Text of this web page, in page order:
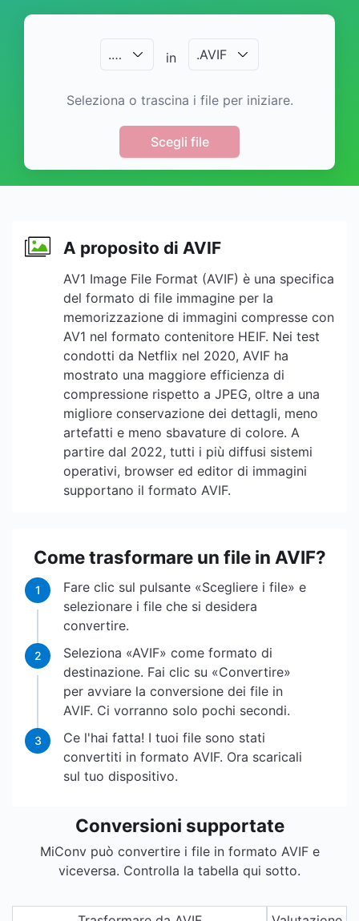
.… in .AVIF
Seleziona o trascina i file per iniziare.
Scegli file
A proposito di AVIF
AV1 Image File Format (AVIF) è una specifica
del formato di file immagine per la
memorizzazione di immagini compresse con
AV1 nel formato contenitore HEIF. Nei test
condotti da Netflix nel 2020, AVIF ha
mostrato una maggiore efficienza di
compressione rispetto a JPEG, oltre a una
migliore conservazione dei dettagli, meno
artefatti e meno sbavature di colore. A
partire dal 2022, tutti i più diffusi sistemi
operativi, browser ed editor di immagini
supportano il formato AVIF.
Come trasformare un file in AVIF?
1
Fare clic sul pulsante «Scegliere i file» e
selezionare i file che si desidera
convertire.
2
Seleziona «AVIF» come formato di
destinazione. Fai clic su «Convertire»
per avviare la conversione dei file in
AVIF. Ci vorranno solo pochi secondi.
3
Ce l'hai fatta! I tuoi file sono stati
convertiti in formato AVIF. Ora scaricali
sul tuo dispositivo.
Conversioni supportate
MiConv può convertire i file in formato AVIF e
viceversa. Controlla la tabella qui sotto.